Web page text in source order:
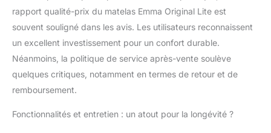
Avec des ressorts plus
hauts de 19,5 cm et
une structure ouverte,
l'humidité et favorise
une meilleure
sommeil plus frais, ce
rapport qualité-prix du matelas Emma Original Lite est
souvent souligné dans les avis. Les utilisateurs reconnaissent
un excellent investissement pour un confort durable.
Néanmoins, la politique de service après-vente soulève
quelques critiques, notamment en termes de retour et de
remboursement.
Fonctionnalités et entretien : un atout pour la longévité ?